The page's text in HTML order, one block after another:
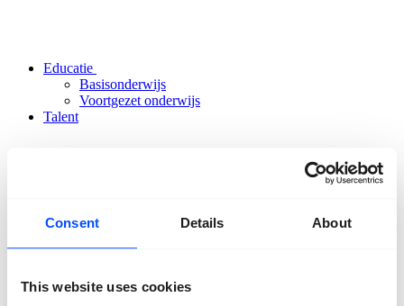
Consent Details About
This website uses cookies
Educatie
Basisonderwijs
Voortgezet onderwijs
Talent
Team